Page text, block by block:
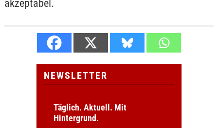
akzeptabel.
NEWSLETTER
Täglich. Aktuell. Mit
Hintergrund.